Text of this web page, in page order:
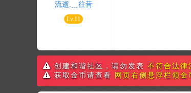
流逝.﹎往昔
Lv.11
创建和谐社区，请勿发表 不符合法律
获取金币请查看
网页右侧悬浮栏领金